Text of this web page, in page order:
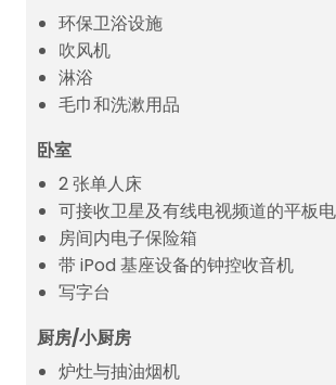
环保卫浴设施
吹风机
淋浴
毛巾和洗漱用品
卧室
2 张单人床
可接收卫星及有线电视频道的平板
房间内电子保险箱
带 iPod 基座设备的钟控收音机
写字台
厨房/小厨房
炉灶与抽油烟机